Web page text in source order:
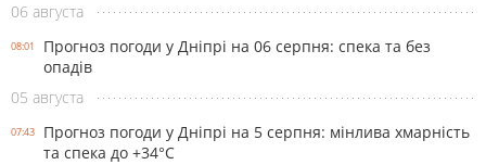
06 августа
08:01
Прогноз погоди у Дніпрі на 06 серпня: спека та без
опадів
05 августа
07:43
Прогноз погоди у Дніпрі на 5 серпня: мінлива хмарність
та спека до +34°С